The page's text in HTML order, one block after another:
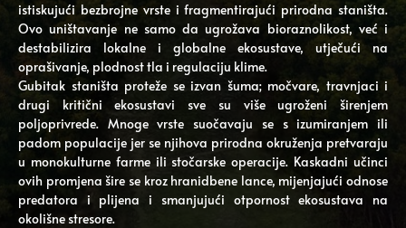
istiskujući bezbrojne vrste i fragmentirajući prirodna staništa.
Ovo uništavanje ne samo da ugrožava bioraznolikost, već i
destabilizira lokalne i globalne ekosustave, utječući na
oprašivanje, plodnost tla i regulaciju klime.
Gubitak staništa proteže se izvan šuma; močvare, travnjaci i
drugi kritični ekosustavi sve su više ugroženi širenjem
poljoprivrede. Mnoge vrste suočavaju se s izumiranjem ili
padom populacije jer se njihova prirodna okruženja pretvaraju
u monokulturne farme ili stočarske operacije. Kaskadni učinci
ovih promjena šire se kroz hranidbene lance, mijenjajući odnose
predatora i plijena i smanjujući otpornost ekosustava na
okolišne stresore.